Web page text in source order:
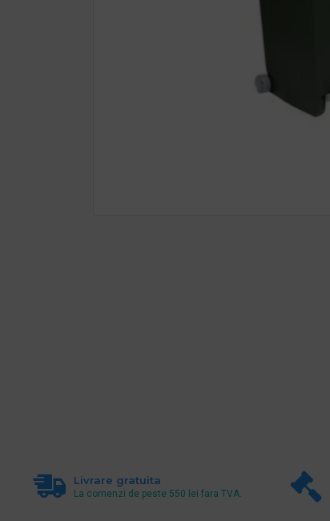
Livrare gratuita
La comenzi de peste 550 lei fara TVA.